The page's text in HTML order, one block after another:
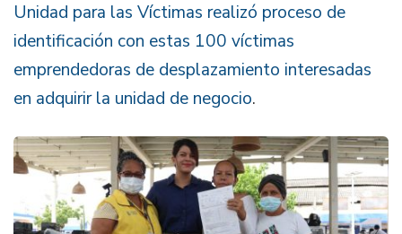
Unidad para las Víctimas realizó proceso de
identificación con estas 100 víctimas
emprendedoras de desplazamiento interesadas
en adquirir la unidad de negocio.